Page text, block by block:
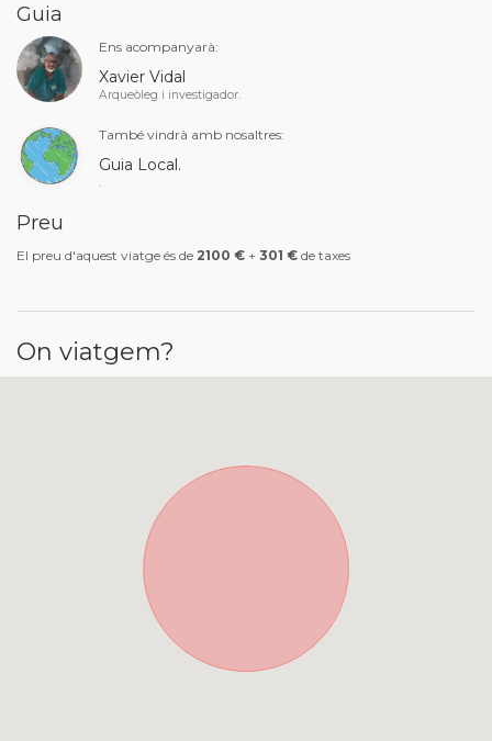
Guia
Ens acompanyarà:
Xavier Vidal
Arqueòleg i investigador.
També vindrà amb nosaltres:
Guia Local.
.
Preu
El preu d'aquest viatge és de 2100 € + 301 € de taxes
On viatgem?